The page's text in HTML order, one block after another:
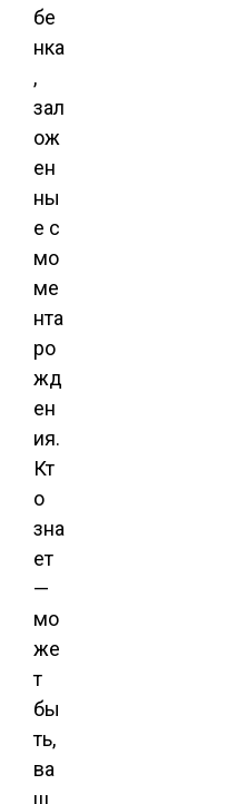
бе
нка
,
зал
ож
ен
ны
е с
мо
ме
нта
ро
жд
ен
ия.
Кт
о
зна
ет
—
мо
же
т
бы
ть,
ва
ш